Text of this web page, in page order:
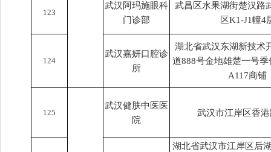
123
武汉阿玛施眼科
门诊部
武昌区水果湖街楚汉路
区K1-J1幢4
124
武汉嘉妍口腔诊
所
湖北省武汉东湖新技术
道888号金地雄楚一号
A117商铺
125
武汉健肤中医医
院
武汉市江岸区香
湖北省武汉市江岸区后